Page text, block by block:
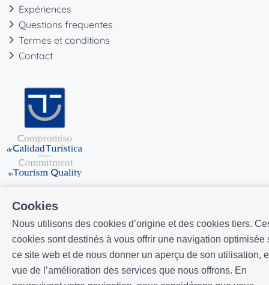
Cookies
Nous utilisons des cookies d’origine et des cookies tiers.
cookies sont destinés à vous offrir une navigation optimisée
ce site web et de nous donner un aperçu de son utilisation,
vue de l’amélioration des services que nous offrons. En
Expériences
Questions frequentes
Termes et conditions
Contact
Développé parIcnea . Copyright © ELE APARTMENTS 2026- Tous
droits réservés
Avis légal| Politique de confidencialité | Politique de cookies